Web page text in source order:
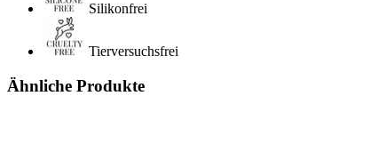
Silikonfrei
Tierversuchsfrei
Ähnliche Produkte